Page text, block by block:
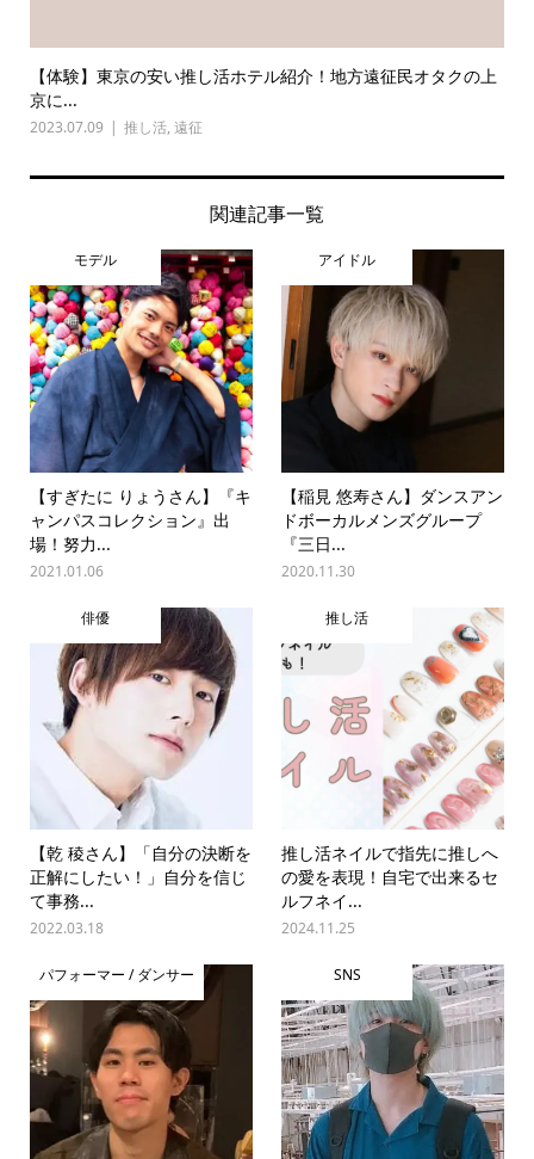
【体験】東京の安い推し活ホテル紹介！地方遠征民オタクの上
京に...
2023.07.09 推し活, 遠征
関連記事一覧
モデル
【すぎたに りょうさん】『キ
ャンパスコレクション』出
場！努力...
2021.01.06
アイドル
【稲見 悠寿さん】ダンスアン
ドボーカルメンズグループ
『三日...
2020.11.30
俳優
【乾 稜さん】「自分の決断を
正解にしたい！」自分を信じ
て事務...
2022.03.18
推し活
推し活ネイルで指先に推しへ
の愛を表現！自宅で出来るセ
ルフネイ...
2024.11.25
パフォーマー / ダンサー SNS